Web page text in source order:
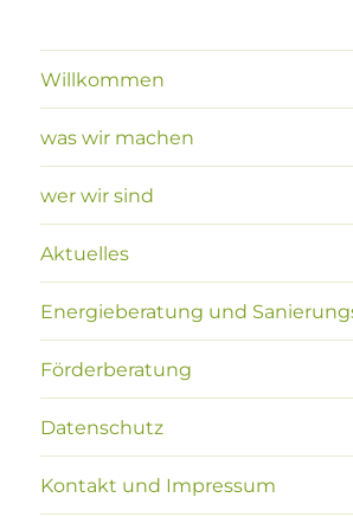
Willkommen
was wir machen
wer wir sind
Aktuelles
Energieberatung und
Förderberatung
Datenschutz
Kontakt und Impressum